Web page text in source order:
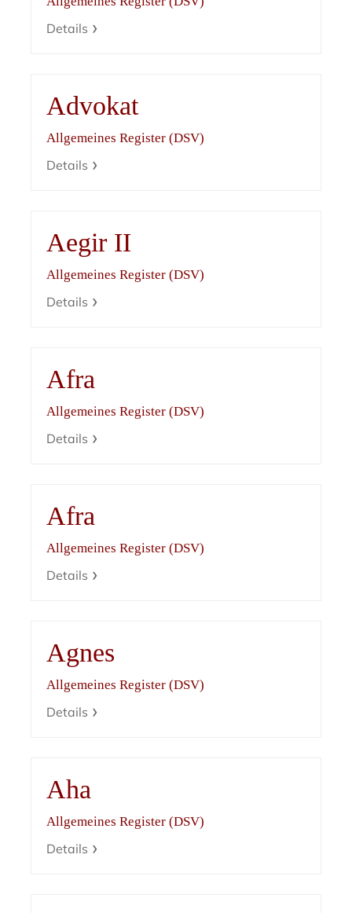
Details
Advokat
Allgemeines Register (DSV)
Details
Aegir II
Allgemeines Register (DSV)
Details
Afra
Allgemeines Register (DSV)
Details
Afra
Allgemeines Register (DSV)
Details
Agnes
Allgemeines Register (DSV)
Details
Aha
Allgemeines Register (DSV)
Details